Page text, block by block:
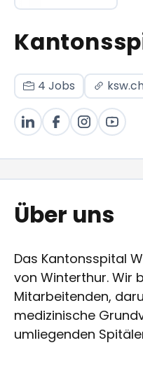
4 Jobs
Über uns
Das Kantonsspital
von Winterthur. Wir
Mitarbeitenden,
medizinische
umliegenden